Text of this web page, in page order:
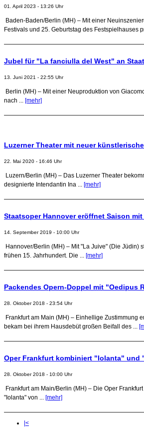
01. April 2023 - 13:26 Uhr
Baden-Baden/Berlin (MH) – Mit einer
Festivals und 25. Geburtstag des Festspielhauses
Jubel für "La fanciulla del West" an
13. Juni 2021 - 22:55 Uhr
Berlin (MH) – Mit einer Neuproduktion von
nach ... [mehr]
Luzerner Theater mit neuer
22. Mai 2020 - 16:46 Uhr
Luzern/Berlin (MH) – Das Luzerner Theater
designierte Intendantin Ina ... [mehr]
Staatsoper Hannover eröffnet Saison
14. September 2019 - 10:00 Uhr
Hannover/Berlin (MH) – Mit "La Juive" (Die Jüdin)
frühen 15. Jahrhundert. Die ... [mehr]
Packendes Opern-Doppel mit "Oedipus
28. Oktober 2018 - 23:54 Uhr
Frankfurt am Main (MH) – Einhellige Zustimmung
bekam bei ihrem Hausdebüt großen Beifall des ...
Oper Frankfurt kombiniert "Iolanta" und
28. Oktober 2018 - 10:00 Uhr
Frankfurt am Main/Berlin (MH) – Die Oper
"Iolanta" von ... [mehr]
|<